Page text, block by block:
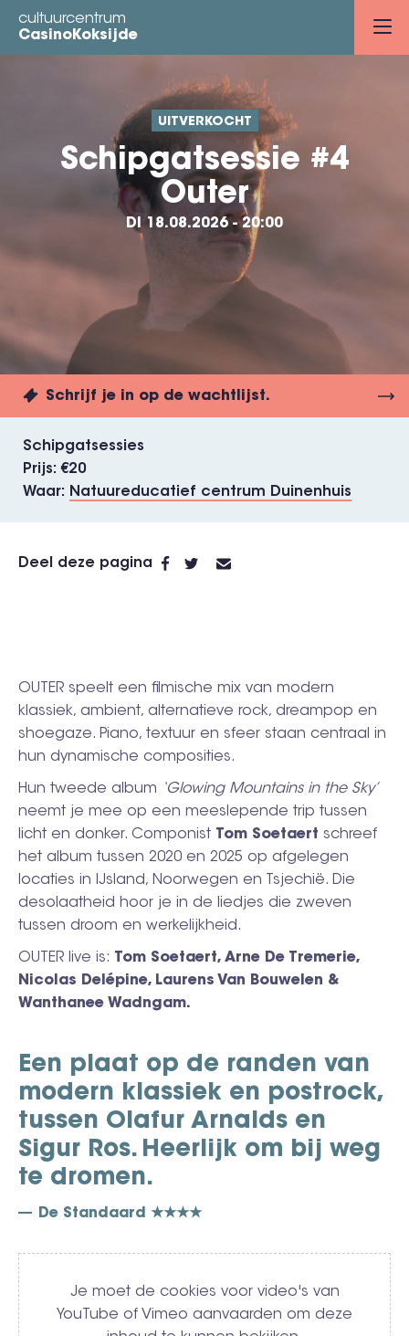
Overslaan
naar
cultuurcentrum
CasinoKoksijde
UITVERKOCHT
Schipgatsessie #4
Outer
DI 18.08.2026 - 20:00
Schrijf je in op de wachtlijst.
Schipgatsessies
Prijs
€20
Waar
Natuureducatief centrum Duinenhuis
Deel deze pagina
OUTER speelt een filmische mix van modern
klassiek, ambient, alternatieve rock, dreampop en
shoegaze. Piano, textuur en sfeer staan centraal in
hun dynamische composities.
Hun tweede album
‘Glowing Mountains in the Sky’
neemt je mee op een meeslepende trip tussen
licht en donker. Componist Tom Soetaert schreef
het album tussen 2020 en 2025 op afgelegen
locaties in IJsland, Noorwegen en Tsjechië. Die
desolaatheid hoor je in de liedjes die zweven
tussen droom en werkelijkheid.
OUTER live is: Tom Soetaert, Arne De Tremerie,
Nicolas Delépine, Laurens Van Bouwelen &
Wanthanee Wadngam.
Een plaat op de randen van
modern klassiek en postrock,
tussen Olafur Arnalds en
Sigur Ros. Heerlijk om bij weg
te dromen.
De Standaard ★★★★
Video
Je moet de cookies voor video's van
YouTube of Vimeo aanvaarden om deze